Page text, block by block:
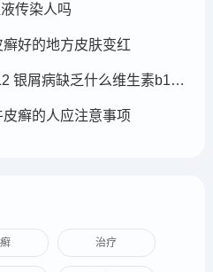
传染人吗
好的地方皮肤变红
银屑病缺乏什么维生素b12 银屑病缺乏什么维生素b12可以补充
癣的人应注意事项
治疗